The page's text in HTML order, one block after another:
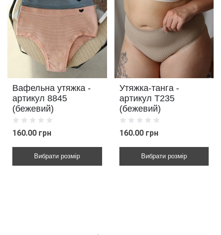
Вафельна утяжка -
артикул 8845
(бежевий)
160.00 грн
Вибрати розмір
Утяжка-танга -
артикул Т235
(бежевий)
160.00 грн
Вибрати розмір